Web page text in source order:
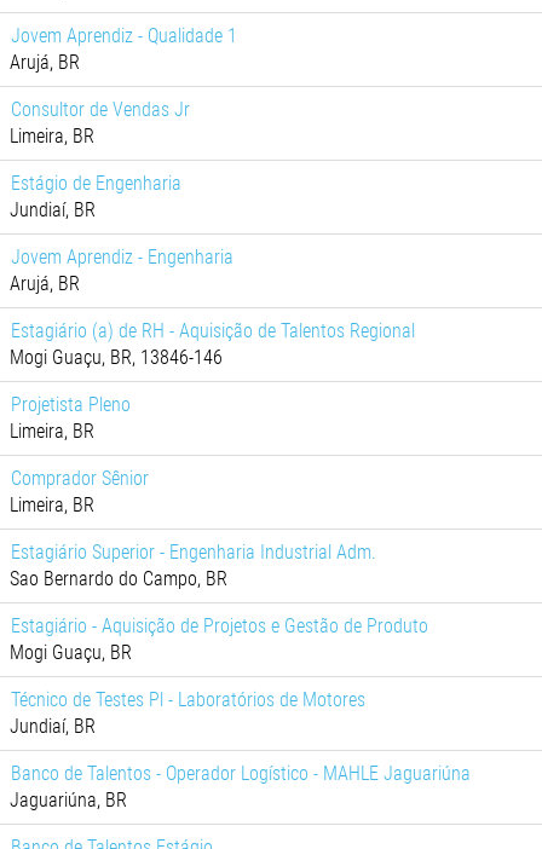
Jovem Aprendiz - Qualidade 1
Arujá, BR
Consultor de Vendas Jr
Limeira, BR
Estágio de Engenharia
Jundiaí, BR
Jovem Aprendiz - Engenharia
Arujá, BR
Estagiário (a) de RH - Aquisição de Talentos Regional
Mogi Guaçu, BR, 13846-146
Projetista Pleno
Limeira, BR
Comprador Sênior
Limeira, BR
Estagiário Superior - Engenharia Industrial Adm.
Sao Bernardo do Campo, BR
Estagiário - Aquisição de Projetos e Gestão de Produto
Mogi Guaçu, BR
Técnico de Testes Pl - Laboratórios de Motores
Jundiaí, BR
Banco de Talentos - Operador Logístico - MAHLE Jaguariúna
Jaguariúna, BR